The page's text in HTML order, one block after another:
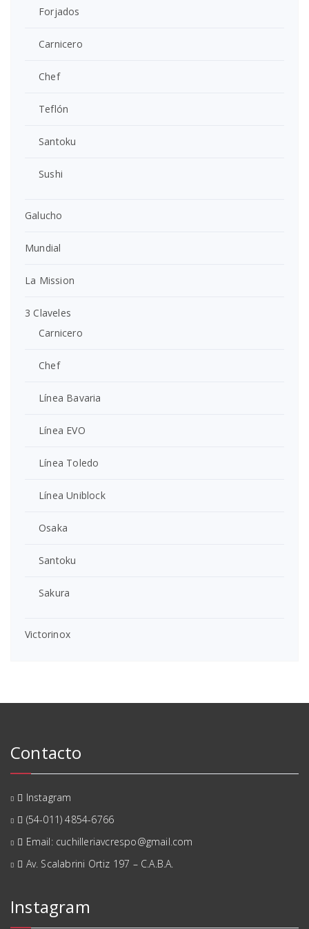
Forjados
Carnicero
Chef
Teflón
Santoku
Sushi
Galucho
Mundial
La Mission
3 Claveles
Carnicero
Chef
Línea Bavaria
Línea EVO
Línea Toledo
Línea Uniblock
Osaka
Santoku
Sakura
Victorinox
Contacto
Instagram
(54-011) 4854-6766
Email: cuchilleriavcrespo@gmail.com
Av. Scalabrini Ortiz 197 – C.A.B.A.
Instagram